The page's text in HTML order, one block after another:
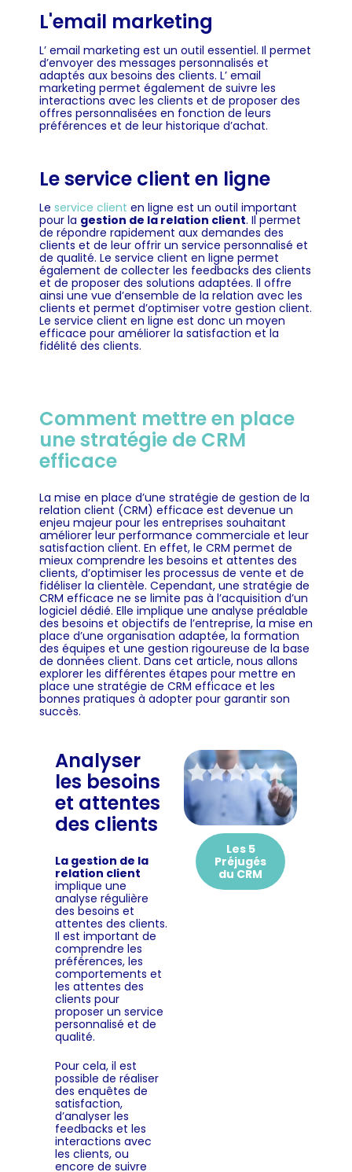
L'email marketing
L’ email marketing est un outil essentiel. Il permet
d’envoyer des messages personnalisés et
adaptés aux besoins des clients. L’ email
marketing permet également de suivre les
interactions avec les clients et de proposer des
offres personnalisées en fonction de leurs
préférences et de leur historique d’achat.
Le service client en ligne
Le service client en ligne est un outil important
pour la gestion de la relation client. Il permet
de répondre rapidement aux demandes des
clients et de leur offrir un service personnalisé et
de qualité. Le service client en ligne permet
également de collecter les feedbacks des clients
et de proposer des solutions adaptées. Il offre
ainsi une vue d’ensemble de la relation avec les
clients et permet d’optimiser votre gestion client.
Le service client en ligne est donc un moyen
efficace pour améliorer la satisfaction et la
fidélité des clients.
Comment mettre en place
une stratégie de CRM
efficace
La mise en place d’une stratégie de gestion de la
relation client (CRM) efficace est devenue un
enjeu majeur pour les entreprises souhaitant
améliorer leur performance commerciale et leur
satisfaction client. En effet, le CRM permet de
mieux comprendre les besoins et attentes des
clients, d’optimiser les processus de vente et de
fidéliser la clientèle. Cependant, une stratégie de
CRM efficace ne se limite pas à l’acquisition d’un
logiciel dédié. Elle implique une analyse préalable
des besoins et objectifs de l’entreprise, la mise en
place d’une organisation adaptée, la formation
des équipes et une gestion rigoureuse de la base
de données client. Dans cet article, nous allons
explorer les différentes étapes pour mettre en
place une stratégie de CRM efficace et les
bonnes pratiques à adopter pour garantir son
succès.
Analyser
les besoins
et attentes
des clients
La gestion de la
relation client
implique une
analyse régulière
des besoins et
attentes des clients.
Il est important de
comprendre les
préférences, les
comportements et
les attentes des
clients pour
proposer un service
personnalisé et de
qualité.
Pour cela, il est
possible de réaliser
des enquêtes de
satisfaction,
d’analyser les
feedbacks et les
interactions avec
les clients, ou
encore de suivre
Les 5
Préjugés
du CRM